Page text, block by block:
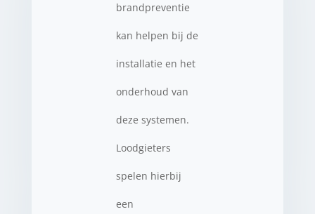
brandpreventie
kan helpen bij de
installatie en het
onderhoud van
deze systemen.
Loodgieters
spelen hierbij
een